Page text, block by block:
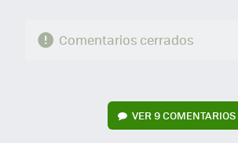
Comentarios cerrados
VER9 COMENTARIOS